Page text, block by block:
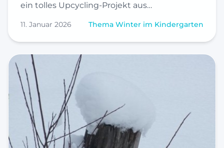
ein tolles Upcycling-Projekt aus…
11. Januar 2026 Thema Winter im Kindergarten